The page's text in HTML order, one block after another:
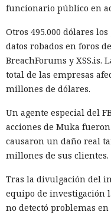
funcionario público en
Otros 495.000 dólares
datos robados en foros
BreachForums y
total de las empresas
millones de dólares.
Un agente especial del
acciones de Muka
causaron un daño real
millones de sus clientes.
Tras la divulgación del
equipo de investigación
no detectó problemas
Búhos sabios, lobos
bienvenidos al futuro